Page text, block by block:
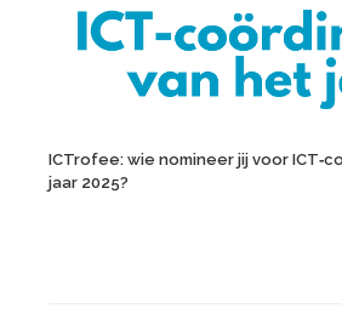
ICTrofee: wie nomineer jij voor
jaar 2025?